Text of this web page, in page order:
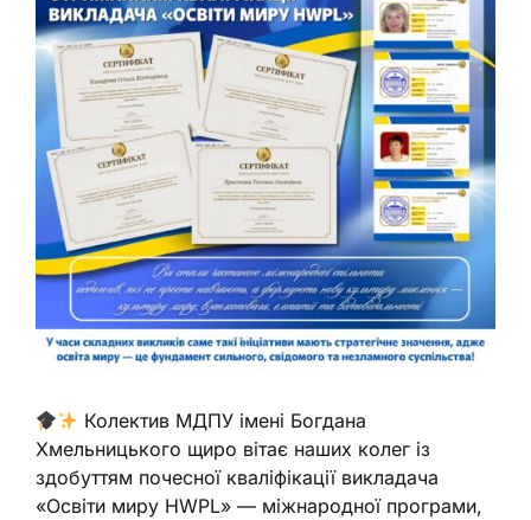
Колектив МДПУ імені Богдана
Хмельницького щиро вітає наших колег із
здобуттям почесної кваліфікації викладача
«Освіти миру HWPL» — міжнародної програми,